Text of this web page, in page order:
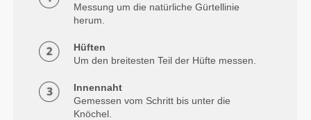
Messung um die natürliche Gürtellinie
herum.
Hüften
Um den breitesten Teil der Hüfte messen.
Innennaht
Gemessen vom Schritt bis unter die
Knöchel.